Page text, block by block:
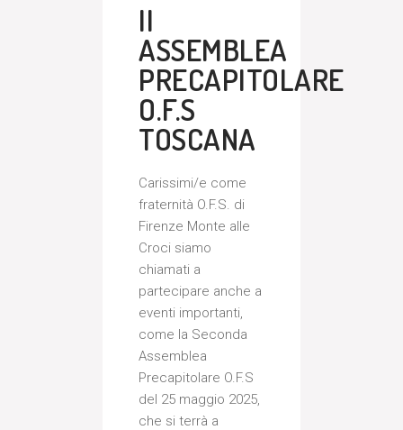
II
ASSEMBLEA
PRECAPITOLARE
O.F.S
TOSCANA
Carissimi/e come
fraternità O.F.S. di
Firenze Monte alle
Croci siamo
chiamati a
partecipare anche a
eventi importanti,
come la Seconda
Assemblea
Precapitolare O.F.S
del 25 maggio 2025,
che si terrà a